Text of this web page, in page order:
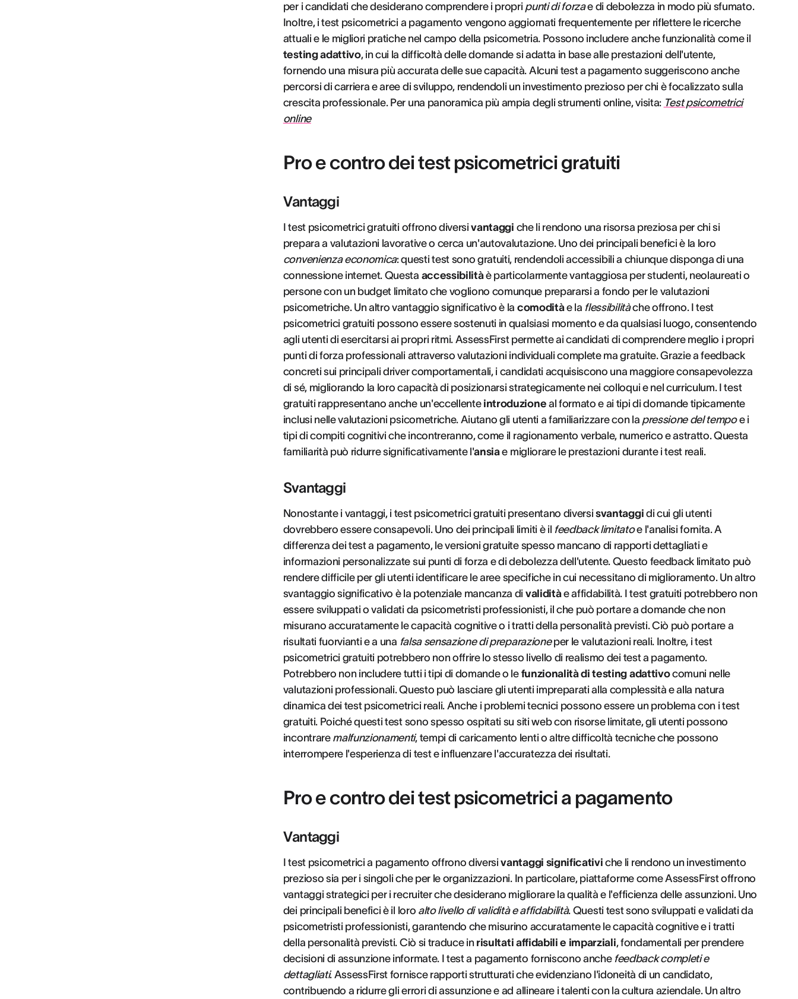
per i candidati che desiderano comprendere i propri punti di forzae di debolezza in modo più sfumato.
Inoltre, i test psicometrici a pagamento vengono aggiornati frequentemente per riflettere le ricerche
attuali e le migliori pratiche nel campo della psicometria. Possono includere anche funzionalità come il
testing adattivo, in cui la difficoltà delle domande si adatta in base alle prestazioni dell'utente,
fornendo una misura più accurata delle sue capacità. Alcuni test a pagamento suggeriscono anche
percorsi di carriera e aree di sviluppo, rendendoli un investimento prezioso per chi è focalizzato sulla
crescita professionale. Per una panoramica più ampia degli strumenti online, visita: Test psicometrici
online
Pro e contro dei test psicometrici gratuiti
Vantaggi
I test psicometrici gratuiti offrono diversivantaggi che li rendono una risorsa preziosa per chi si
prepara a valutazioni lavorative o cerca un'autovalutazione. Uno dei principali benefici è la loro
convenienza economica: questi test sono gratuiti, rendendoli accessibili a chiunque disponga di una
connessione internet. Questa accessibilitàè particolarmente vantaggiosa per studenti, neolaureati o
persone con un budget limitato che vogliono comunque prepararsi a fondo per le valutazioni
psicometriche. Un altro vantaggio significativo è la comoditàe la flessibilitàche offrono. I test
psicometrici gratuiti possono essere sostenuti in qualsiasi momento e da qualsiasi luogo, consentendo
agli utenti di esercitarsi ai propri ritmi. AssessFirst permette ai candidati di comprendere meglio i propri
punti di forza professionali attraverso valutazioni individuali complete ma gratuite. Grazie a feedback
concreti sui principali driver comportamentali, i candidati acquisiscono una maggiore consapevolezza
di sé, migliorando la loro capacità di posizionarsi strategicamente nei colloqui e nel curriculum. I test
gratuiti rappresentano anche un'eccellente introduzione al formato e ai tipi di domande tipicamente
inclusi nelle valutazioni psicometriche. Aiutano gli utenti a familiarizzare con la pressione del tempoe i
tipi di compiti cognitivi che incontreranno, come il ragionamento verbale, numerico e astratto. Questa
familiarità può ridurre significativamente l'ansiae migliorare le prestazioni durante i test reali.
Svantaggi
Nonostante i vantaggi, i test psicometrici gratuiti presentano diversisvantaggi di cui gli utenti
dovrebbero essere consapevoli. Uno dei principali limiti è il feedback limitatoe l'analisi fornita. A
differenza dei test a pagamento, le versioni gratuite spesso mancano di rapporti dettagliati e
informazioni personalizzate sui punti di forza e di debolezza dell'utente. Questo feedback limitato può
rendere difficile per gli utenti identificare le aree specifiche in cui necessitano di miglioramento. Un altro
svantaggio significativo è la potenziale mancanza di validitàe affidabilità. I test gratuiti potrebbero non
essere sviluppati o validati da psicometristi professionisti, il che può portare a domande che non
misurano accuratamente le capacità cognitive o i tratti della personalità previsti. Ciò può portare a
risultati fuorvianti e a una falsa sensazione di preparazioneper le valutazioni reali. Inoltre, i test
psicometrici gratuiti potrebbero non offrire lo stesso livello di realismo dei test a pagamento.
Potrebbero non includere tutti i tipi di domande o le funzionalità di testing adattivocomuni nelle
valutazioni professionali. Questo può lasciare gli utenti impreparati alla complessità e alla natura
dinamica dei test psicometrici reali. Anche i problemi tecnici possono essere un problema con i test
gratuiti. Poiché questi test sono spesso ospitati su siti web con risorse limitate, gli utenti possono
incontrare malfunzionamenti, tempi di caricamento lenti o altre difficoltà tecniche che possono
interrompere l'esperienza di test e influenzare l'accuratezza dei risultati.
Pro e contro dei test psicometrici a pagamento
Vantaggi
I test psicometrici a pagamento offrono diversivantaggi significativi che li rendono un investimento
prezioso sia per i singoli che per le organizzazioni. In particolare, piattaforme come AssessFirst offrono
vantaggi strategici per i recruiter che desiderano migliorare la qualità e l'efficienza delle assunzioni. Uno
dei principali benefici è il loro alto livello di validità e affidabilità. Questi test sono sviluppati e validati da
psicometristi professionisti, garantendo che misurino accuratamente le capacità cognitive e i tratti
della personalità previsti. Ciò si traduce in risultati affidabili e imparziali, fondamentali per prendere
decisioni di assunzione informate. I test a pagamento forniscono anche feedback completi e
dettagliati. AssessFirst fornisce rapporti strutturati che evidenziano l'idoneità di un candidato,
contribuendo a ridurre gli errori di assunzione e ad allineare i talenti con la cultura aziendale. Un altro